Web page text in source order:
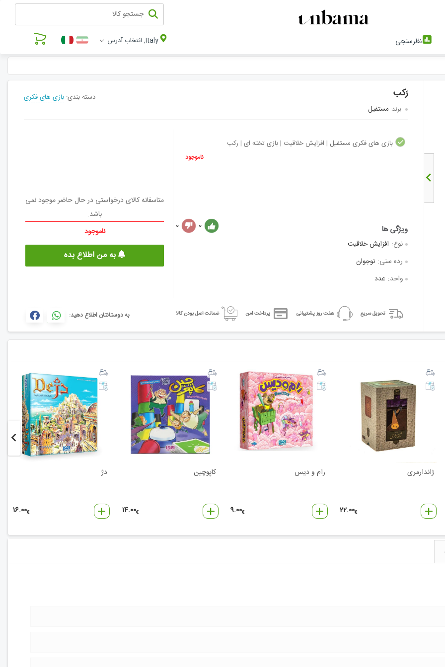
نظرسنجی Italy, انتخاب آدرس
رَکب
برند: مستفیل
دسته بندی: بازی های فکری
بازی های فکری مستفیل | افزایش خلاقیت | بازی تخته ای | رکب
ناموجود
نوع: افزایش خلاقیت
رده سنی: نوجوان
واحد: عدد
0
0
متاسفانه کالای درخواستی در حال حاضر موجود نمی
باشد.
ناموجود
به من اطلاع بده
تحویل سریع هفت روز پشتیبانی پرداخت امن ضمانت اصل بودن کالا به دوستانتان اطلاع دهید:
ژاندارمری
22.00€
رام و دیس
9.00€
کاپوچین
14.00€
دژ
16.00€